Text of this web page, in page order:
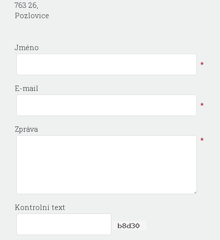
763 26,
Pozlovice
Jméno
*
E-mail
*
Zpráva
*
Kontrolní text